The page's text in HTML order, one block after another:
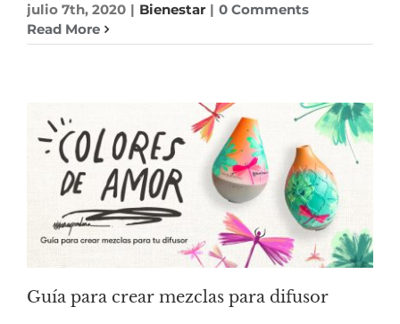
julio 7th, 2020 | Bienestar | 0 Comments
Read More
Guía para crear mezclas para difusor